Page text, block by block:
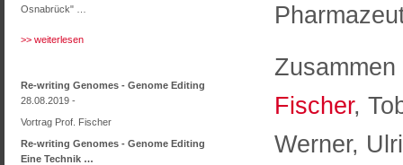
Osnabrück" …
>> weiterlesen
Re-writing Genomes - Genome Editing
28.08.2019 -
Vortrag Prof. Fischer
Re-writing Genomes - Genome Editing
Eine Technik …
Fischer,
Werner,